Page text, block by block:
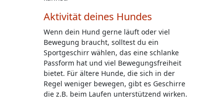
Aktivität deines Hundes
Wenn dein Hund gerne läuft oder viel
Bewegung braucht, solltest du ein
Sportgeschirr wählen, das eine schlanke
Passform hat und viel Bewegungsfreiheit
bietet. Für ältere Hunde, die sich in der
Regel weniger bewegen, gibt es Geschirre
die z.B. beim Laufen unterstützend wirken.